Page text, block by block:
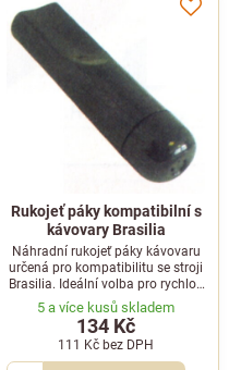
Rukojeť páky kompatibilní s
kávovary Brasilia
Náhradní rukojeť páky kávovaru
určená pro kompatibilitu se stroji
Brasilia. Ideální volba pro rychlou
výměnu opotřebeného dílu.
5 a více kusů skladem
134 Kč
111 Kč bez DPH